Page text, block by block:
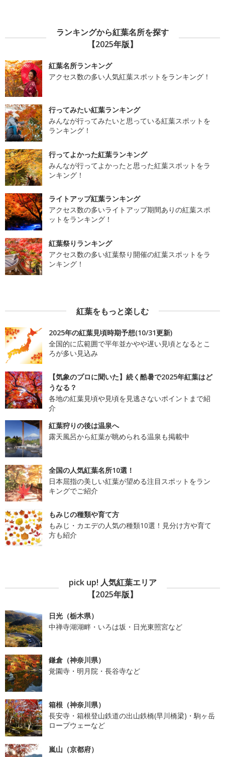
ランキングから紅葉名所を探す
【2025年版】
紅葉名所ランキング
アクセス数の多い人気紅葉スポットをランキング！
行ってみたい紅葉ランキング
みんなが行ってみたいと思っている紅葉スポットを
ランキング！
行ってよかった紅葉ランキング
みんなが行ってよかったと思った紅葉スポットをラ
ンキング！
ライトアップ紅葉ランキング
アクセス数の多いライトアップ期間ありの紅葉スポ
ットをランキング！
紅葉祭りランキング
アクセス数の多い紅葉祭り開催の紅葉スポットをラ
ンキング！
紅葉をもっと楽しむ
2025年の紅葉見頃時期予想(10/31更新)
全国的に広範囲で平年並かやや遅い見頃となるとこ
ろが多い見込み
【気象のプロに聞いた】続く酷暑で2025年紅葉はど
うなる？
各地の紅葉見頃や見頃を見逃さないポイントまで紹
介
紅葉狩りの後は温泉へ
露天風呂から紅葉が眺められる温泉も掲載中
全国の人気紅葉名所10選！
日本屈指の美しい紅葉が望める注目スポットをラン
キングでご紹介
もみじの種類や育て方
もみじ・カエデの人気の種類10選！見分け方や育て
方も紹介
pick up! 人気紅葉エリア
【2025年版】
日光（栃木県）
中禅寺湖湖畔・いろは坂・日光東照宮など
鎌倉（神奈川県）
覚園寺・明月院・長谷寺など
箱根（神奈川県）
長安寺・箱根登山鉄道の出山鉄橋(早川橋梁)・駒ヶ岳
ロープウェーなど
嵐山（京都府）